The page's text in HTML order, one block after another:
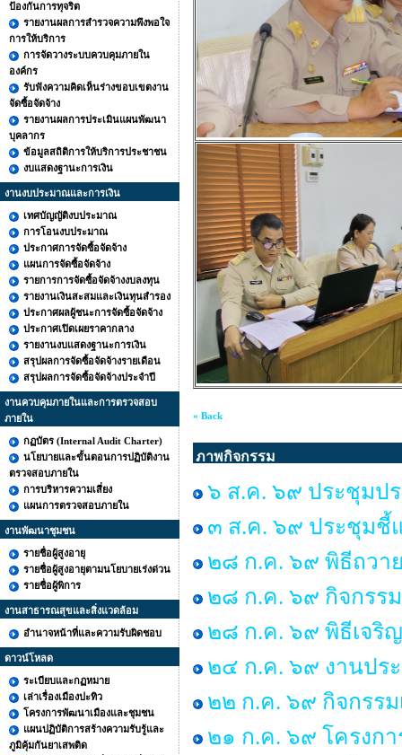
ป้องกันการทุจริต
รายงานผลการสำรวจความพึงพอใจ
การให้บริการ
การจัดวางระบบควบคุมภายใน
องค์กร
รับฟังความคิดเห็นร่างขอบเขตงาน
จัดซื้อจัดจ้าง
รายงานผลการประเมินแผนพัฒนา
บุคลากร
ข้อมูลสถิติการให้บริการประชาชน
งบแสดงฐานะการเงิน
งานงบประมาณและการเงิน
เทศบัญญัติงบประมาณ
การโอนงบประมาณ
ประกาศการจัดซื้อจัดจ้าง
แผนการจัดซื้อจัดจ้าง
รายการการจัดซื้อจัดจ้างงบลงทุน
รายงานเงินสะสมและเงินทุนสำรอง
ประกาศผลผู้ชนะการจัดซื้อจัดจ้าง
ประกาศเปิดเผยราคากลาง
รายงานงบแสดงฐานะการเงิน
สรุปผลการจัดซื้อจัดจ้างรายเดือน
สรุปผลการจัดซื้อจัดจ้างประจำปี
งานควบคุมภายในและการตรวจสอบ
ภายใน
กฏบัตร (Internal Audit Charter)
นโยบายและขั้นตอนการปฏิบัติงาน
ตรวจสอบภายใน
การบริหารความเสี่ยง
แผนการตรวจสอบภายใน
งานพัฒนาชุมชน
รายชื่อผู้สูงอายุ
รายชื่อผู้สูงอายุตามนโยบายเร่งด่วน
รายชื่อผู้พิการ
งานสาธารณสุขและสิ่งแวดล้อม
อำนาจหน้าที่และความรับผิดชอบ
ดาวน์โหลด
ระเบียบและกฏหมาย
เล่าเรื่องเมืองปะทิว
โครงการพัฒนาเมืองและชุมชน
แผนปฏิบัติการสร้างความรับรู้และ
ภูมิคุ้มกันยาเสพติด
« Back
ภาพกิจกรรม
๖ ส.ค. ๖๙ ประชุมป
๓ ส.ค. ๖๙ ประชุมชี้
๒๘ ก.ค. ๖๙ พิธีถวา
๒๘ ก.ค. ๖๙ กิจกรร
๒๘ ก.ค. ๖๙ พิธีเจริ
๒๔ ก.ค. ๖๙ งานปร
๒๒ ก.ค. ๖๙ กิจกรร
๒๑ ก.ค. ๖๙ โครงก